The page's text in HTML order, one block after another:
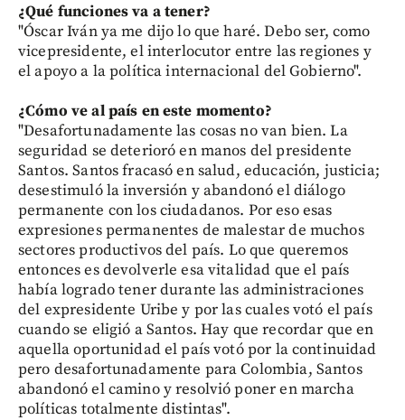
¿Qué funciones va a tener?
"Óscar Iván ya me dijo lo que haré. Debo ser, como
vicepresidente, el interlocutor entre las regiones y
el apoyo a la política internacional del Gobierno".
¿Cómo ve al país en este momento?
"Desafortunadamente las cosas no van bien. La
seguridad se deterioró en manos del presidente
Santos. Santos fracasó en salud, educación, justicia;
desestimuló la inversión y abandonó el diálogo
permanente con los ciudadanos. Por eso esas
expresiones permanentes de malestar de muchos
sectores productivos del país. Lo que queremos
entonces es devolverle esa vitalidad que el país
había logrado tener durante las administraciones
del expresidente Uribe y por las cuales votó el país
cuando se eligió a Santos. Hay que recordar que en
aquella oportunidad el país votó por la continuidad
pero desafortunadamente para Colombia, Santos
abandonó el camino y resolvió poner en marcha
políticas totalmente distintas".